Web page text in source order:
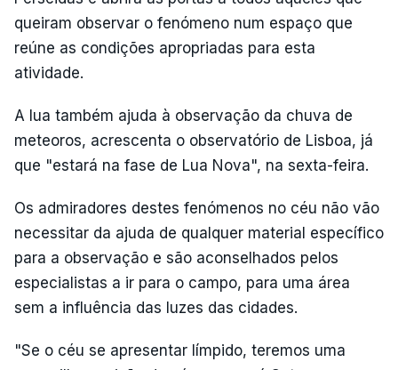
queiram observar o fenómeno num espaço que
reúne as condições apropriadas para esta
atividade.
A lua também ajuda à observação da chuva de
meteoros, acrescenta o observatório de Lisboa, já
que "estará na fase de Lua Nova", na sexta-feira.
Os admiradores destes fenómenos no céu não vão
necessitar da ajuda de qualquer material específico
para a observação e são aconselhados pelos
especialistas a ir para o campo, para uma área
sem a influência das luzes das cidades.
"Se o céu se apresentar límpido, teremos uma